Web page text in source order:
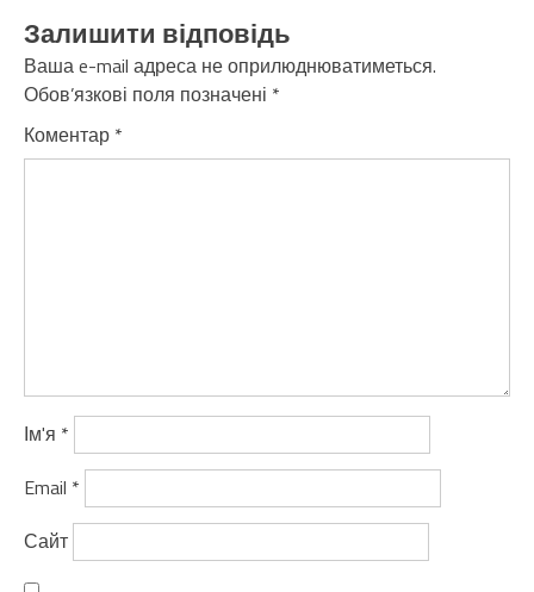
Залишити відповідь
Ваша e-mail адреса не оприлюднюватиметься.
Обов’язкові поля позначені *
Коментар *
Ім'я *
Email *
Сайт